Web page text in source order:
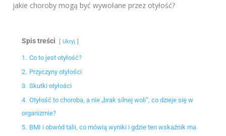
jakie choroby mogą być wywołane przez otyłość?
Spis treści Ukryj
1. Co to jest otyłość?
2. Przyczyny otyłości
3. Skutki otyłości
4. Otyłość to choroba, a nie „brak silnej woli”, co dzieje się w
organizmie?
5. BMI i obwód talii, co mówią wyniki i gdzie ten wskaźnik ma